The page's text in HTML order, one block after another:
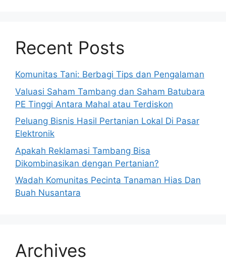
Recent Posts
Komunitas Tani: Berbagi Tips dan Pengalaman
Valuasi Saham Tambang dan Saham Batubara
PE Tinggi Antara Mahal atau Terdiskon
Peluang Bisnis Hasil Pertanian Lokal Di Pasar
Elektronik
Apakah Reklamasi Tambang Bisa
Dikombinasikan dengan Pertanian?
Wadah Komunitas Pecinta Tanaman Hias Dan
Buah Nusantara
Archives